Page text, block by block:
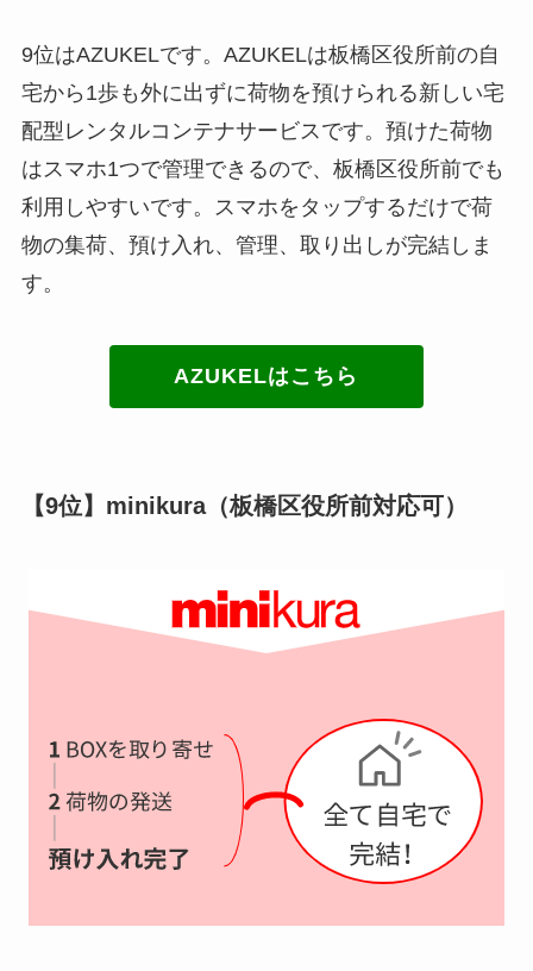
9位はAZUKELです。AZUKELは板橋区役所前の自
宅から1歩も外に出ずに荷物を預けられる新しい宅
配型レンタルコンテナサービスです。預けた荷物
はスマホ1つで管理できるので、板橋区役所前でも
利用しやすいです。スマホをタップするだけで荷
物の集荷、預け入れ、管理、取り出しが完結しま
す。
AZUKELはこちら
【9位】minikura（板橋区役所前対応可）